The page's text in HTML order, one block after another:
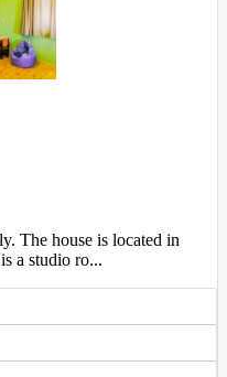
The house is located in
a studio ro...